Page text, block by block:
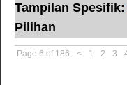
Tampilan Spesifik:
Pilihan
Page 6 of 186 < 1 2 3